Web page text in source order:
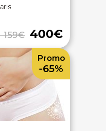
159€ 400€
Promo
-65%